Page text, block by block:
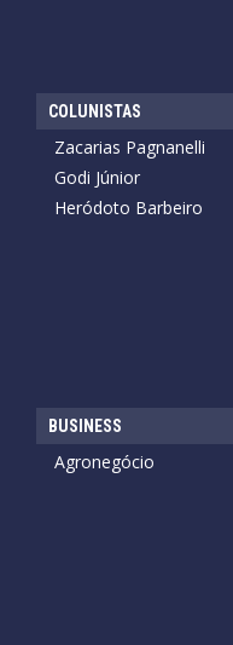
COLUNISTAS
Zacarias Pagnanelli
Godi Júnior
Heródoto Barbeiro
BUSINESS
Agronegócio